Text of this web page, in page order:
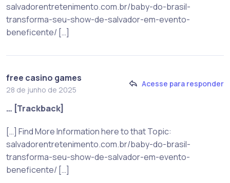
salvadorentretenimento.com.br/baby-do-brasil-
transforma-seu-show-de-salvador-em-evento-
beneficente/ […]
free casino games
28 de junho de 2025
Acesse para responder
… [Trackback]
[…] Find More Information here to that Topic:
salvadorentretenimento.com.br/baby-do-brasil-
transforma-seu-show-de-salvador-em-evento-
beneficente/ […]